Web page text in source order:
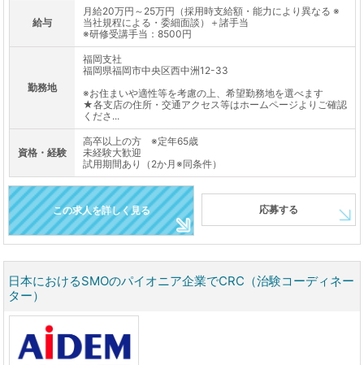
給与
月給20万円～25万円（採用時支給額・能力により異なる ※
当社規程による・委細面談）＋諸手当
※研修受講手当：8500円
勤務地
福岡支社
福岡県福岡市中央区西中洲12-33
※お住まいや適性等を考慮の上、希望勤務地を選べます
★各支店の住所・交通アクセス等はホームページよりご確認
くださ...
資格・経験
高卒以上の方 ※定年65歳
未経験大歓迎
試用期間あり（2か月※同条件）
この求人を詳しく見る 応募する
日本におけるSMOのパイオニア企業でCRC（治験コーディネー
ター）